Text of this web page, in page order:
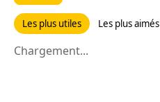
Les plus utiles Les plus aimés
Chargement...